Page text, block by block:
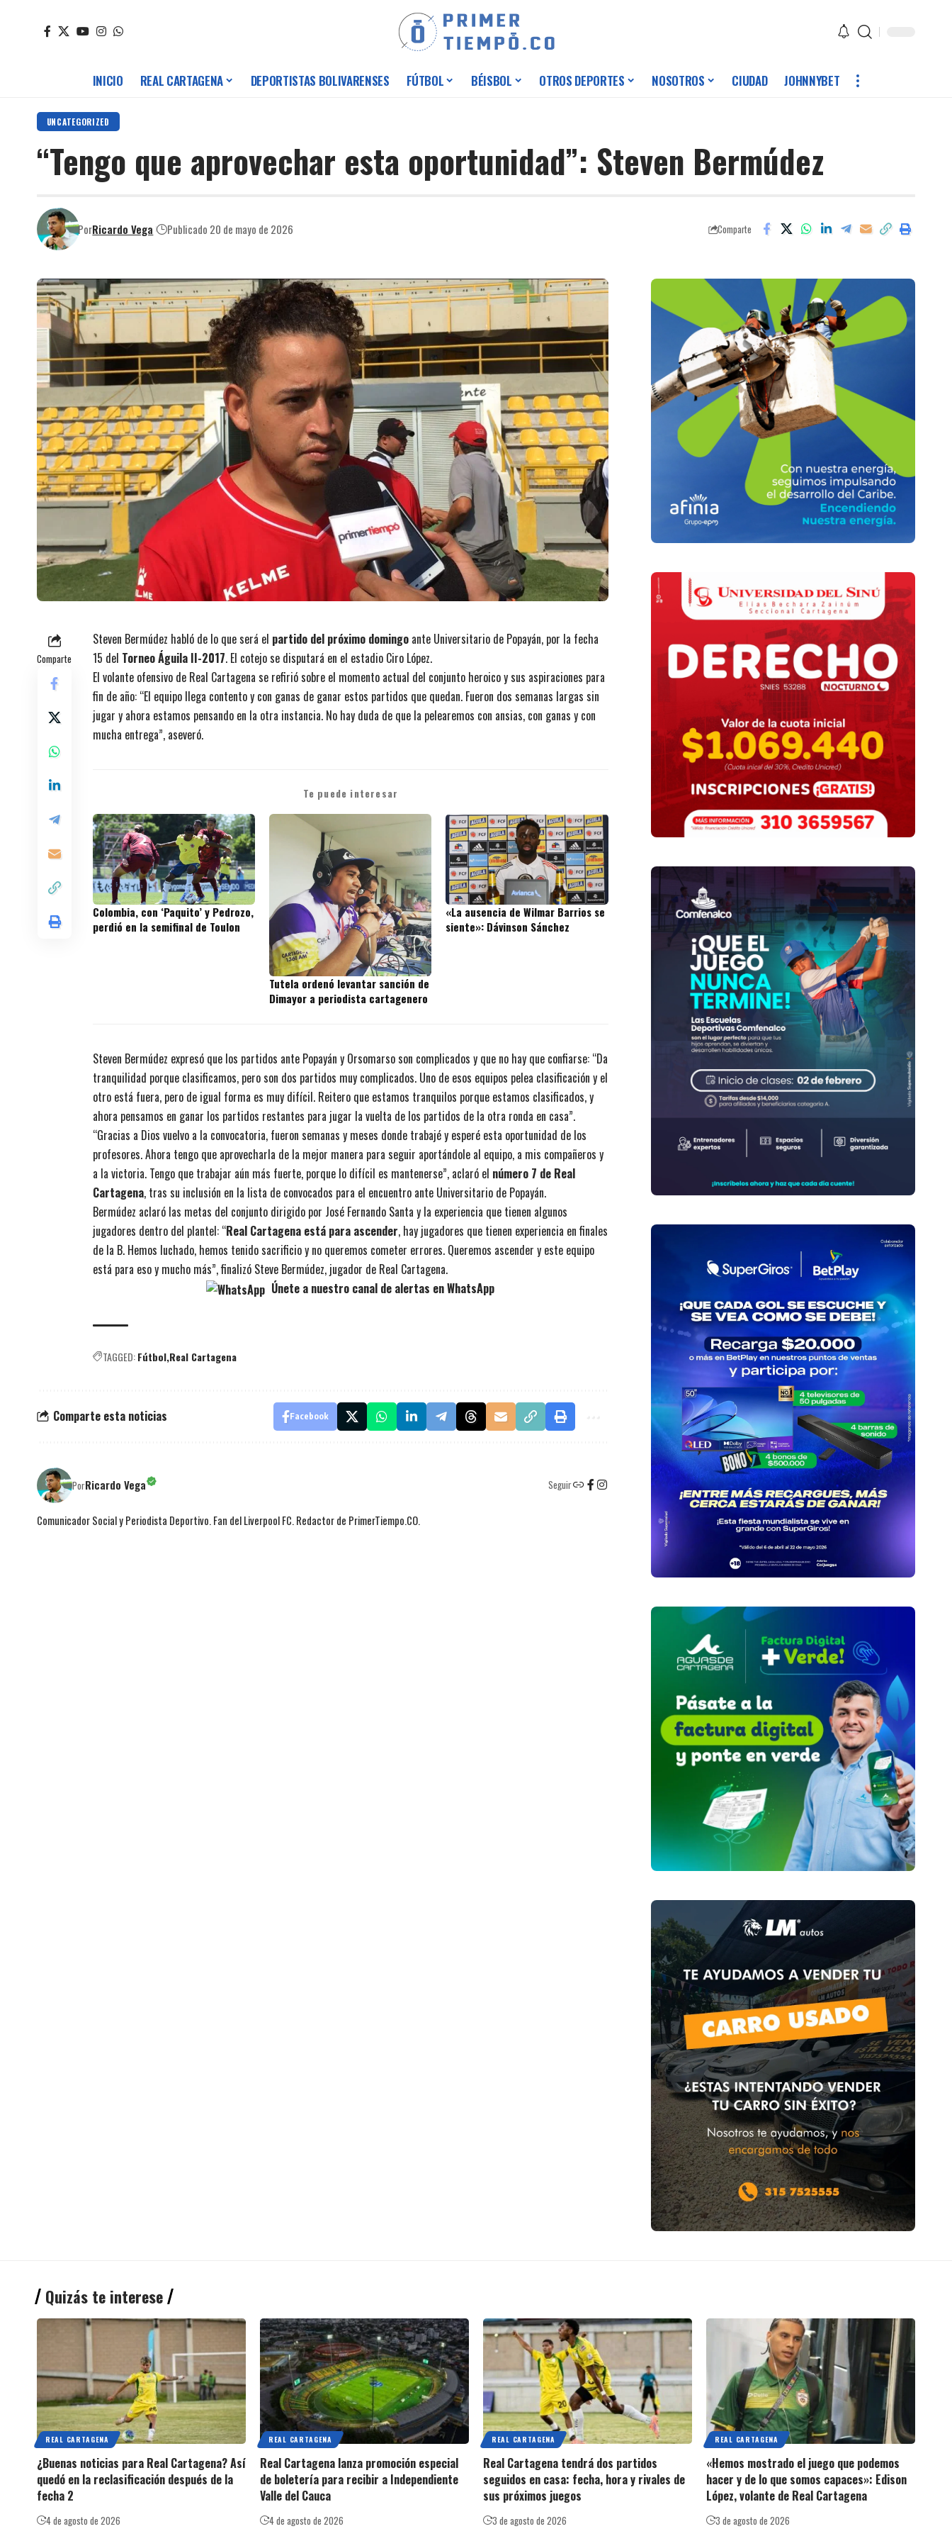
INICIO REAL CARTAGENA DEPORTISTAS BOLIVARENSES FÚTBOL BÉISBOL OTROS DEPORTES NOSOTROS CIUDAD JOHNNYBET
UNCATEGORIZED
“Tengo que aprovechar esta oportunidad”: Steven Bermúdez
PorRicardo Vega Publicado 20 de mayo de 2026 Comparte
Comparte
Steven Bermúdez habló de lo que será el partido del próximo domingo ante Universitario de Popayán, por la fecha
15 del Torneo Águila II-2017. El cotejo se disputará en el estadio Ciro López.
El volante ofensivo de Real Cartagena se refirió sobre el momento actual del conjunto heroico y sus aspiraciones para
fin de año: “El equipo llega contento y con ganas de ganar estos partidos que quedan. Fueron dos semanas largas sin
jugar y ahora estamos pensando en la otra instancia. No hay duda de que la pelearemos con ansias, con ganas y con
mucha entrega”, aseveró.
Te puede interesar
Colombia, con ‘Paquito’ y Pedrozo,
perdió en la semifinal de Toulon
Tutela ordenó levantar sanción de
Dimayor a periodista cartagenero
«La ausencia de Wilmar Barrios se
siente»: Dávinson Sánchez
Steven Bermúdez expresó que los partidos ante Popayán y Orsomarso son complicados y que no hay que confiarse: “Da
tranquilidad porque clasificamos, pero son dos partidos muy complicados. Uno de esos equipos pelea clasificación y el
otro está fuera, pero de igual forma es muy difícil. Reitero que estamos tranquilos porque estamos clasificados, y
ahora pensamos en ganar los partidos restantes para jugar la vuelta de los partidos de la otra ronda en casa”.
“Gracias a Dios vuelvo a la convocatoria, fueron semanas y meses donde trabajé y esperé esta oportunidad de los
profesores. Ahora tengo que aprovecharla de la mejor manera para seguir aportándole al equipo, a mis compañeros y
a la victoria. Tengo que trabajar aún más fuerte, porque lo difícil es mantenerse”, aclaró el número 7 de Real
Cartagena, tras su inclusión en la lista de convocados para el encuentro ante Universitario de Popayán.
Bermúdez aclaró las metas del conjunto dirigido por José Fernando Santa y la experiencia que tienen algunos
jugadores dentro del plantel: “Real Cartagena está para ascender, hay jugadores que tienen experiencia en finales
de la B. Hemos luchado, hemos tenido sacrificio y no queremos cometer errores. Queremos ascender y este equipo
está para eso y mucho más”, finalizó Steve Bermúdez, jugador de Real Cartagena.
Únete a nuestro canal de alertas en WhatsApp
TAGGED:Fútbol Real Cartagena
Comparte esta noticias Facebook
PorRicardo Vega Seguir
Comunicador Social y Periodista Deportivo. Fan del Liverpool FC. Redactor de PrimerTiempo.CO.
Quizás te interese
REAL CARTAGENA
¿Buenas noticias para Real Cartagena? Así
quedó en la reclasificación después de la
fecha 2
4 de agosto de 2026
REAL CARTAGENA
Real Cartagena lanza promoción especial
de boletería para recibir a Independiente
Valle del Cauca
4 de agosto de 2026
REAL CARTAGENA
Real Cartagena tendrá dos partidos
seguidos en casa: fecha, hora y rivales de
sus próximos juegos
3 de agosto de 2026
REAL CARTAGENA
«Hemos mostrado el juego que podemos
hacer y de lo que somos capaces»: Edison
López, volante de Real Cartagena
3 de agosto de 2026